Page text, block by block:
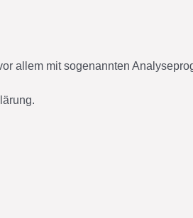
allem mit sogenannten